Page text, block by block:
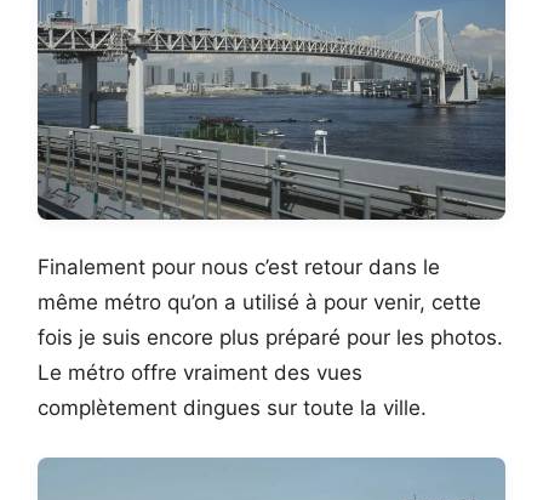
Finalement pour nous c’est retour dans le
même métro qu’on a utilisé à pour venir, cette
fois je suis encore plus préparé pour les photos.
Le métro offre vraiment des vues
complètement dingues sur toute la ville.